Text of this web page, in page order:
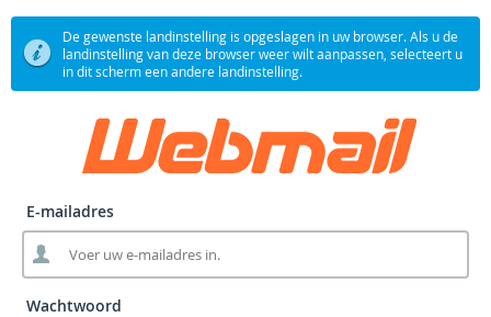
De gewenste landinstelling is opgeslagen in uw browser. Als u de
landinstelling van deze browser weer wilt aanpassen, selecteert u
in dit scherm een andere landinstelling.
E-mailadres
Wachtwoord